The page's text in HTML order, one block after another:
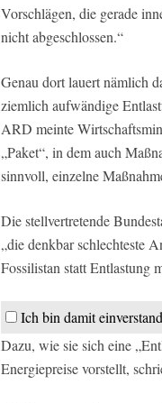
Vorschlägen, die gerade
nicht abgeschlossen.“
Genau dort lauert nämlich
ziemlich aufwändige
ARD meinte
„Paket“, in dem auch
sinnvoll, einzelne
Die stellvertretende
„die denkbar schlechteste
Fossilistan statt Entlastung
Ich bin damit
Dazu, wie sie sich eine
Energiepreise vorstellt,